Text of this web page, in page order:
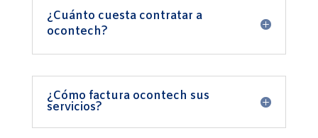
¿Cuánto cuesta contratar a
ocontech?
¿Cómo factura ocontech sus
servicios?